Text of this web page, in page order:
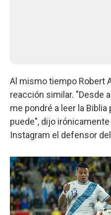
Al mismo tiempo Robert
reacción similar. "Desde
me pondré a leer la
puede", dijo
Instagram el defensor